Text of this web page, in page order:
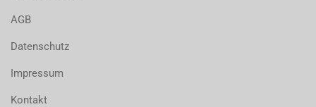
AGB
Datenschutz
Impressum
Kontakt